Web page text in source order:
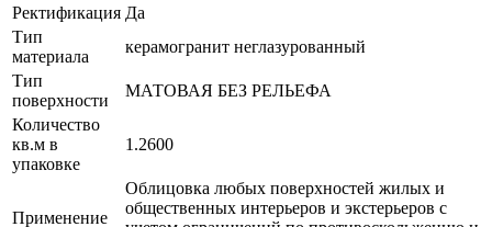
Ректификация Да
Тип
материала
керамогранит неглазурованный
Тип
поверхности
МАТОВАЯ БЕЗ РЕЛЬЕФА
Количество
кв.м в
упаковке
1.2600
Применение
Облицовка любых поверхностей жилых и
общественных интерьеров и экстерьеров с